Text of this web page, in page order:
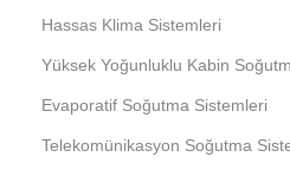
Hassas Klima Sistemleri
Yüksek Yoğunluklu Kabin
Evaporatif Soğutma Sistemleri
Telekomünikasyon Soğutma